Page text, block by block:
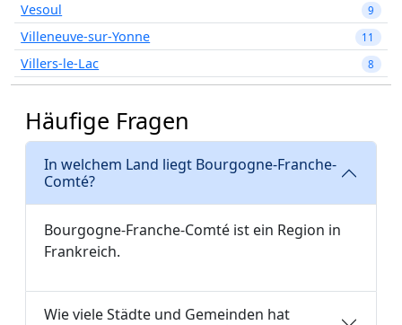
Vesoul 9
Villeneuve-sur-Yonne 11
Villers-le-Lac 8
Häufige Fragen
In welchem Land liegt Bourgogne-Franche-
Comté?
Bourgogne-Franche-Comté ist ein Region in
Frankreich.
Wie viele Städte und Gemeinden hat